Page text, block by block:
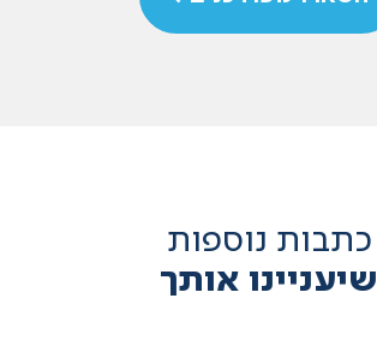
כתבות נוספות
שיעניינו אותך